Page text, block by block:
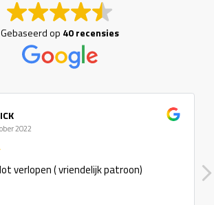
Gebaseerd op 40 recensies
2022
vlot verlopen ( vriendelijk patroon)